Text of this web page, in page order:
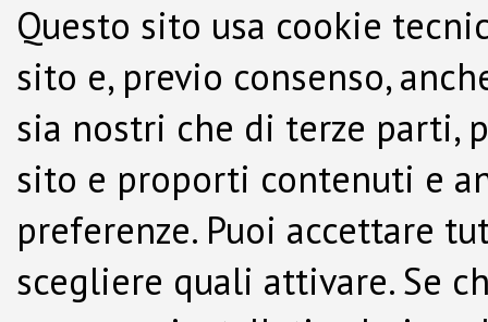
Questo sito usa cookie
sito e, previo consenso,
sia nostri che di terze parti,
sito e proporti contenuti e
preferenze. Puoi accettare
scegliere quali attivare. Se